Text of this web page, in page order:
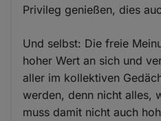
Privileg genießen, dies
Und selbst: Die freie
hoher Wert an sich und
aller im kollektiven
werden, denn nicht alles,
muss damit nicht auch